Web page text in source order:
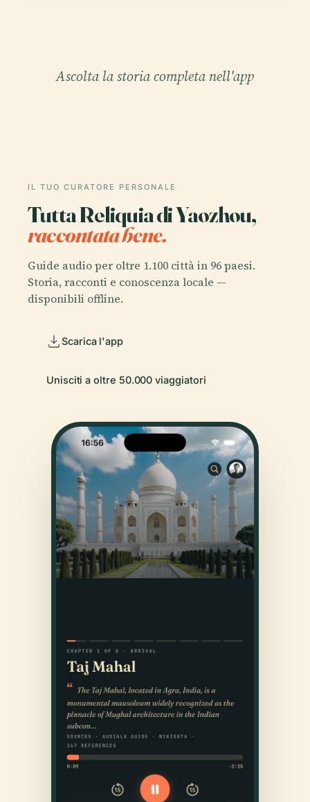
Ascolta la storia completa nell'app
IL TUO CURATORE PERSONALE
Tutta Reliquia di Yaozhou,
raccontata bene.
Guide audio per oltre 1.100 città in 96 paesi.
Storia, racconti e conoscenza locale —
disponibili offline.
Scarica l'app
Unisciti a oltre 50.000 viaggiatori